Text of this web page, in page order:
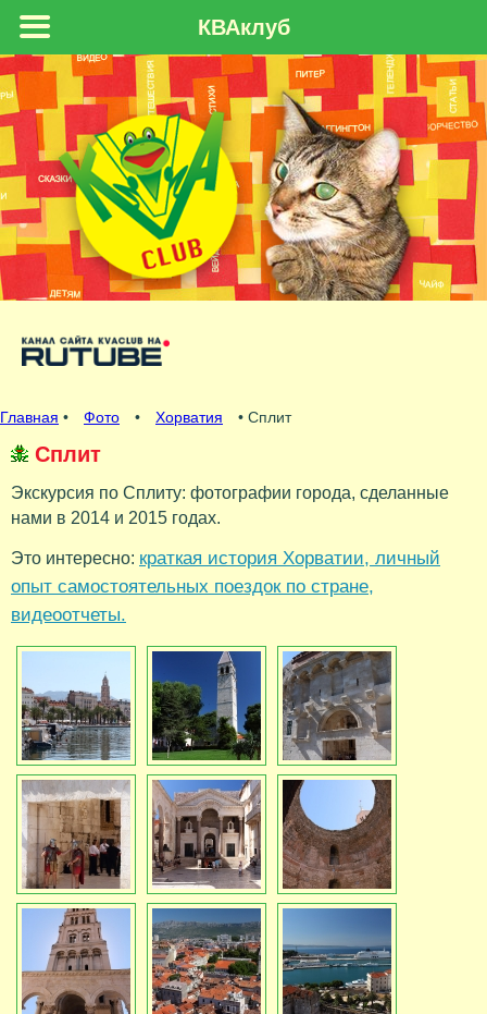
Главная • Фото • Хорватия • Сплит
Сплит
Экскурсия по Сплиту: фотографии города, сделанные
нами в 2014 и 2015 годах.
Это интересно: краткая история Хорватии, личный
опыт самостоятельных поездок по стране,
видеоотчеты.
КВАклуб